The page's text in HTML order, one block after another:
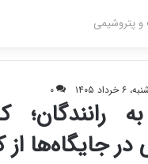
پتروشیمی
۰
جایگاه‌ها از